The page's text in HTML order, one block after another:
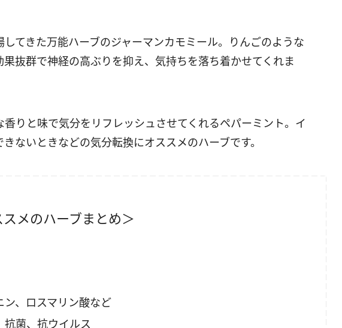
してきた万能ハーブのジャーマンカモミール。りんごのような
抜群で神経の高ぶりを抑え、気持ちを落ち着かせてくれま
りと味で気分をリフレッシュさせてくれるペパーミント。イ
ないときなどの気分転換にオススメのハーブです。
メのハーブまとめ＞
、ロスマリン酸など
菌、抗ウイルス